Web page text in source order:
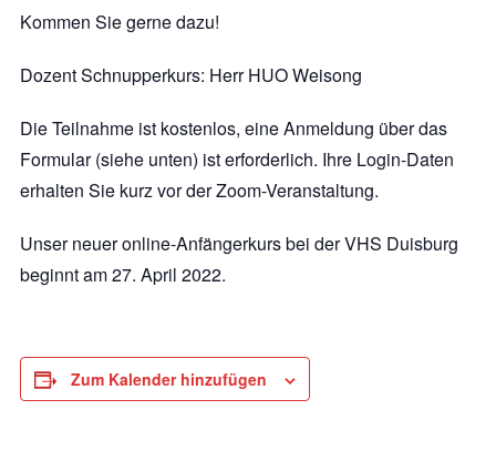
Kommen Sie gerne dazu!
Dozent Schnupperkurs: Herr HUO Weisong
Die Teilnahme ist kostenlos, eine Anmeldung über das
Formular (siehe unten) ist erforderlich. Ihre Login-Daten
erhalten Sie kurz vor der Zoom-Veranstaltung.
Unser neuer online-Anfängerkurs bei der VHS Duisburg
beginnt am 27. April 2022.
Zum Kalender hinzufügen